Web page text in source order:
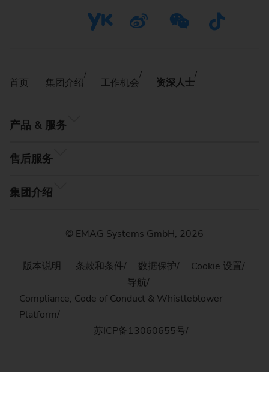
首页 集团介绍 工作机会 资深人士
产品 & 服务
售后服务
集团介绍
© EMAG Systems GmbH, 2026
版本说明 条款和条件 数据保护
Cookie 设置
导航
Compliance, Code of Conduct & Whistleblower
Platform
苏ICP备13060655号